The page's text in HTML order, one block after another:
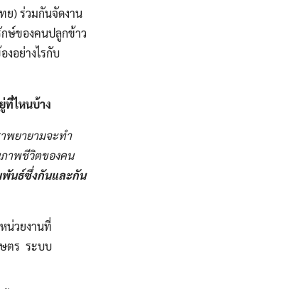
ย) ร่วมกันจัดงาน
ษ์ของคนปลูกข้าว
งอย่างไรกับ
ที่ไหนบ้าง
าพยายาม​จะทำ
าพ​ชีวิต​ของคน​
พั​นธ์ซึ่งกันและกัน​
น่วยงานที่
ษตร​ ระบบ